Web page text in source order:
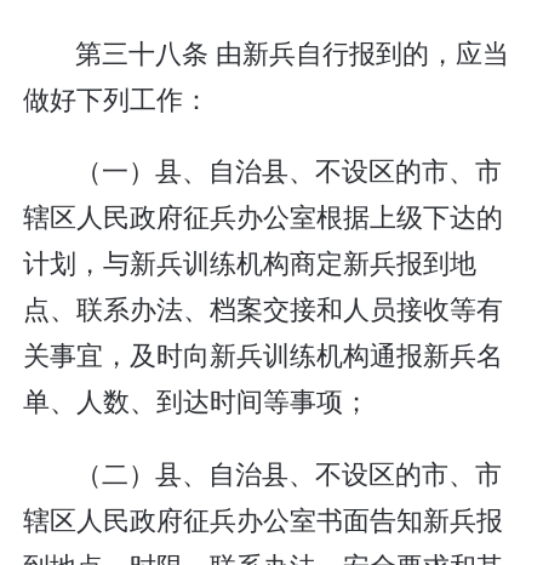
第三十八条 由新兵自行报到的，应当
做好下列工作：
（一）县、自治县、不设区的市、市
辖区人民政府征兵办公室根据上级下达的
计划，与新兵训练机构商定新兵报到地
点、联系办法、档案交接和人员接收等有
关事宜，及时向新兵训练机构通报新兵名
单、人数、到达时间等事项；
（二）县、自治县、不设区的市、市
辖区人民政府征兵办公室书面告知新兵报